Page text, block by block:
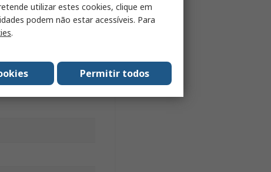
de poliviniloutilizar estes cookies, clique em
podem não estar acessíveis. Para
.
Permitir todos